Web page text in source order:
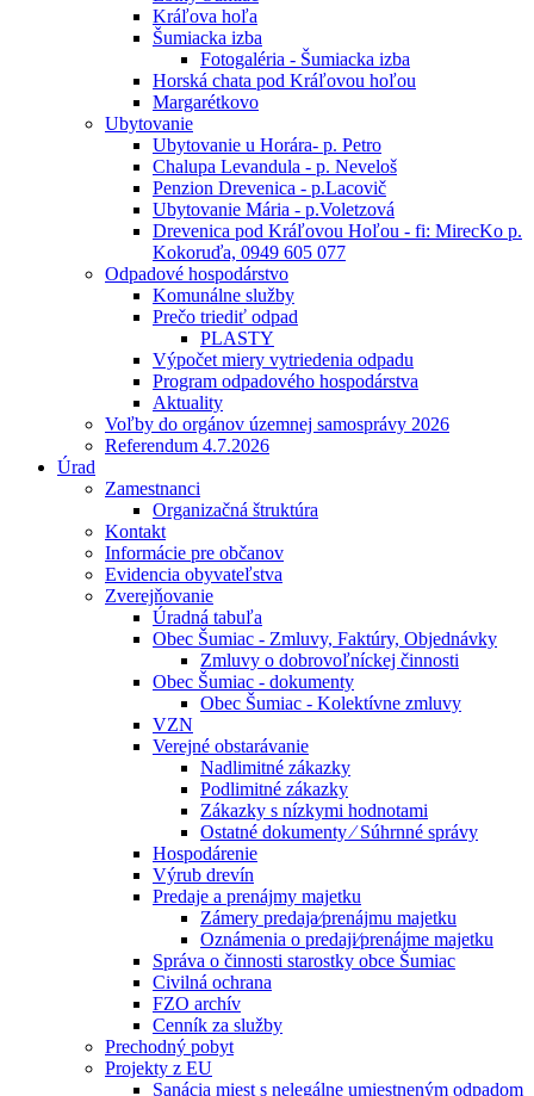
Kráľova hoľa
Šumiacka izba
Fotogaléria - Šumiacka izba
Horská chata pod Kráľovou hoľou
Margarétkovo
Ubytovanie
Ubytovanie u Horára- p. Petro
Chalupa Levandula - p. Neveloš
Penzion Drevenica - p.Lacovič
Ubytovanie Mária - p.Voletzová
Drevenica pod Kráľovou Hoľou - fi: MirecKo p.
Kokoruďa, 0949 605 077
Odpadové hospodárstvo
Komunálne služby
Prečo triediť odpad
PLASTY
Výpočet miery vytriedenia odpadu
Program odpadového hospodárstva
Aktuality
Voľby do orgánov územnej samosprávy 2026
Referendum 4.7.2026
Úrad
Zamestnanci
Organizačná štruktúra
Kontakt
Informácie pre občanov
Evidencia obyvateľstva
Zverejňovanie
Úradná tabuľa
Obec Šumiac - Zmluvy, Faktúry, Objednávky
Zmluvy o dobrovoľníckej činnosti
Obec Šumiac - dokumenty
Obec Šumiac - Kolektívne zmluvy
VZN
Verejné obstarávanie
Nadlimitné zákazky
Podlimitné zákazky
Zákazky s nízkymi hodnotami
Ostatné dokumenty ⁄ Súhrnné správy
Hospodárenie
Výrub drevín
Predaje a prenájmy majetku
Zámery predaja⁄prenájmu majetku
Oznámenia o predaji⁄prenájme majetku
Správa o činnosti starostky obce Šumiac
Civilná ochrana
FZO archív
Cenník za služby
Prechodný pobyt
Projekty z EU
Sanácia miest s nelegálne umiestneným odpadom